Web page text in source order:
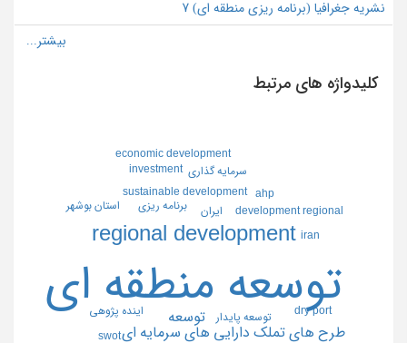
نشریه جغرافیا (برنامه ریزی منطقه ای) 7
کلیدواژه های مرتبط
توسعه منطقه اي
regional development
توسعه
طرح هاي تملك دارايي هاي سرمايه اي
ايران
توسعه پايدار
برنامه ريزي
sustainable development
اينده پژوهي
سرمايه گذاري
ahp
development regional
dry port
economic development
investment
iran
swot
استان بوشهر